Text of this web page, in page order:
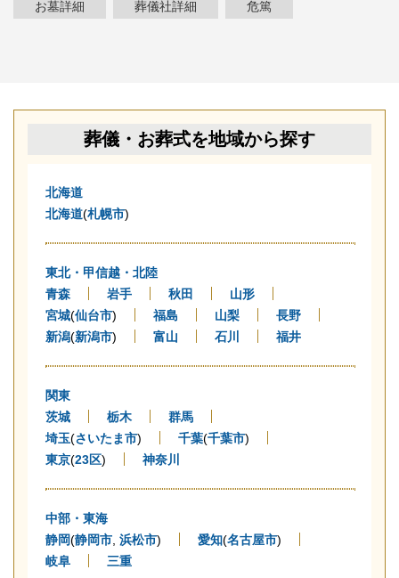
お墓詳細 葬儀社詳細 危篤
葬儀・お葬式を地域から探す
北海道
北海道(札幌市)
東北・甲信越・北陸
青森
岩手 秋田
山形
宮城(仙台市) 福島 山梨
長野
新潟(新潟市) 富山 石川 福井
関東
茨城
栃木
群馬
埼玉(さいたま市) 千葉(千葉市)
東京(23区) 神奈川
中部・東海
静岡(静岡市 浜松市) 愛知(名古屋市)
岐阜
三重